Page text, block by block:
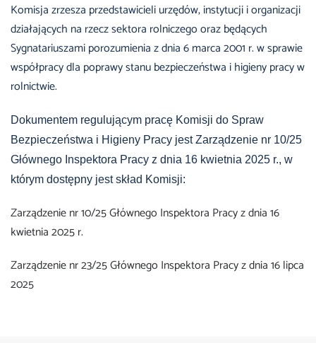
Komisja zrzesza przedstawicieli urzędów, instytucji i organizacji
działających na rzecz sektora rolniczego oraz będących
Sygnatariuszami porozumienia z dnia 6 marca 2001 r. w sprawie
współpracy dla poprawy stanu bezpieczeństwa i higieny pracy w
rolnictwie.
Dokumentem regulującym pracę Komisji do Spraw
Bezpieczeństwa i Higieny Pracy jest Zarządzenie nr 10/25
Głównego Inspektora Pracy z dnia 16 kwietnia 2025 r., w
którym dostępny jest skład Komisji:
Zarządzenie nr 10/25 Głównego Inspektora Pracy z dnia 16
kwietnia 2025 r.
Zarządzenie nr 23/25 Głównego Inspektora Pracy z dnia 16 lipca
2025